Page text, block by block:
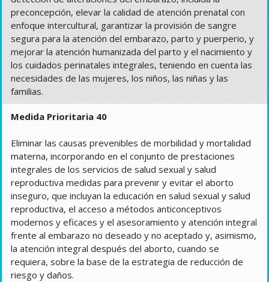
preconcepción, elevar la calidad de atención prenatal con
enfoque intercultural, garantizar la provisión de sangre
segura para la atención del embarazo, parto y puerperio, y
mejorar la atención humanizada del parto y el nacimiento y
los cuidados perinatales integrales, teniendo en cuenta las
necesidades de las mujeres, los niños, las niñas y las
familias.
Medida Prioritaria 40
Eliminar las causas prevenibles de morbilidad y mortalidad
materna, incorporando en el conjunto de prestaciones
integrales de los servicios de salud sexual y salud
reproductiva medidas para prevenir y evitar el aborto
inseguro, que incluyan la educación en salud sexual y salud
reproductiva, el acceso a métodos anticonceptivos
modernos y eficaces y el asesoramiento y atención integral
frente al embarazo no deseado y no aceptado y, asimismo,
la atención integral después del aborto, cuando se
requiera, sobre la base de la estrategia de reducción de
riesgo y daños.